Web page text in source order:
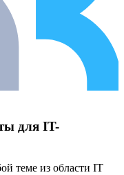
для IT-
теме из области IT